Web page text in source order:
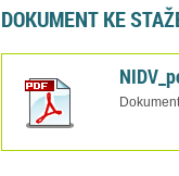
DOKUMENT KE